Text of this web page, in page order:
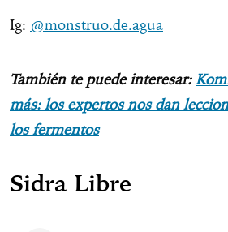
Ig: @monstruo.de.agua
También te puede interesar:
más: los expertos nos dan
los fermentos
Sidra Libre